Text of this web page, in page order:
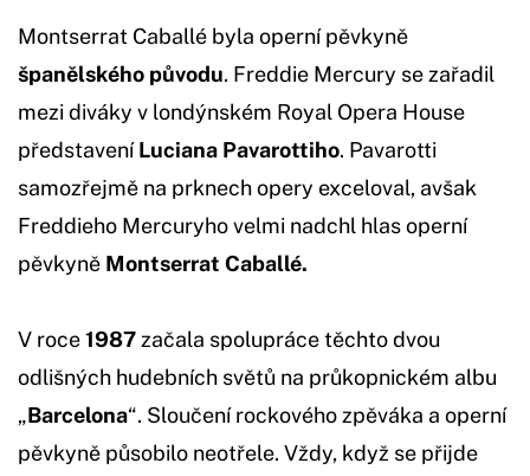
Montserrat Caballé byla operní pěvkyně
španělského původu. Freddie Mercury se zařadil
mezi diváky v londýnském Royal Opera House
představeníLuciana Pavarottiho. Pavarotti
samozřejmě na prknech opery exceloval, avšak
Freddieho Mercuryho velmi nadchl hlas operní
pěvkyně Montserrat Caballé.
V roce1987 začala spolupráce těchto dvou
odlišných hudebních světů na průkopnickém albu
„Barcelona“. Sloučení rockového zpěváka a operní
pěvkyně působilo neotřele. Vždy, když se přijde